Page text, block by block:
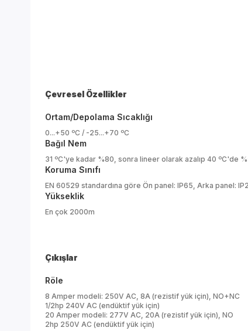
Çevresel Özellikler
Ortam/Depolama Sıcaklığı
0...+50 ºC / -25...+70 ºC
Bağıl Nem
31 ºC'ye kadar %80, sonra lineer olarak azalıp 40 ºC'de
Koruma Sınıfı
EN 60529 standardına göre Ön panel: IP65, Arka panel:
Yükseklik
En çok 2000m
Çıkışlar
Röle
8 Amper modeli: 250V AC, 8A (rezistif yük için), NO+NC
1/2hp 240V AC (endüktif yük için)
20 Amper modeli: 277V AC, 20A (rezistif yük için), NO
2hp 250V AC (endüktif yük için)